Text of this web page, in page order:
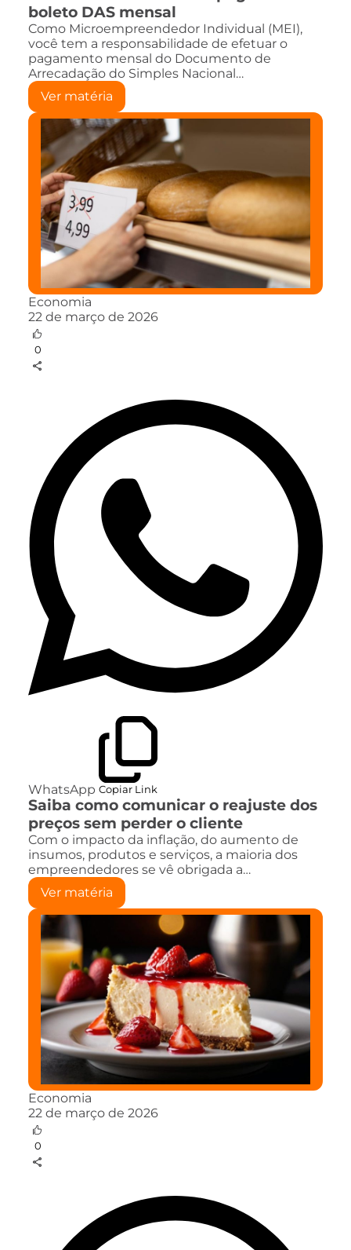
boleto DAS mensal
Como Microempreendedor Individual (MEI),
você tem a responsabilidade de efetuar o
pagamento mensal do Documento de
Arrecadação do Simples Nacional…
Ver matéria
Economia
22 de março de 2026
0
WhatsApp Copiar Link
Saiba como comunicar o reajuste dos
preços sem perder o cliente
Com o impacto da inflação, do aumento de
insumos, produtos e serviços, a maioria dos
empreendedores se vê obrigada a…
Ver matéria
Economia
22 de março de 2026
0